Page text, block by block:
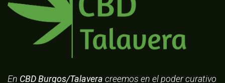
En CBD Burgos/Talavera creemos en el poder curativo